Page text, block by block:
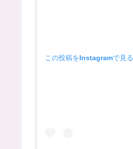
この投稿をInstagramで見る